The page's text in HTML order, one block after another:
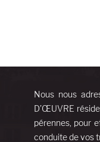
Nous nous
D’ŒUVRE
pérennes, pour
conduite de vos